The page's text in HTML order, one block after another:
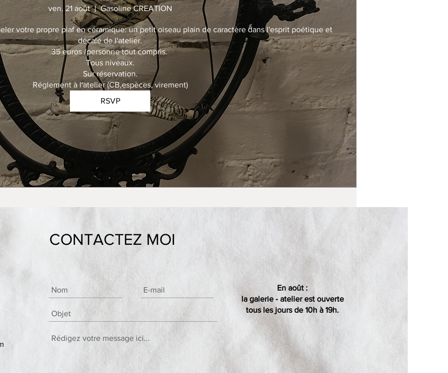
ven. 21 août Gasoline CREATION
votre propre piaf en céramique: un petit oiseau plain de caractère dans l'esprit poétique et
décalé de l'atelier.
35 euros /personne tout compris.
Tous niveaux.
Sur réservation.
Réglement à l'atelier (CB,espèces, virement)
RSVP
CONTACTEZ MOI
En août :
la galerie - atelier est ouverte
tous les jours de 10h à 19h.